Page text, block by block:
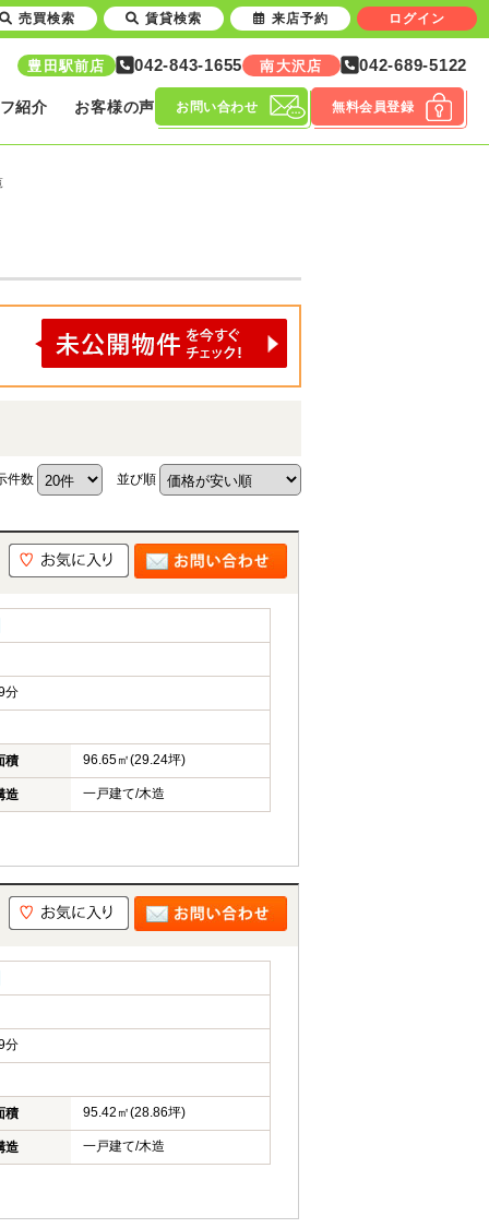
豊田駅前店 042-843-1655 南大沢店 042-689-5122
紹介 お客様の声 お問い合わせ 無料会員登録
件数 並び順
分
積 96.65㎡(29.24坪)
造 一戸建て/木造
分
積 95.42㎡(28.86坪)
造 一戸建て/木造
売買検索 賃貸検索 来店予約 ログイン